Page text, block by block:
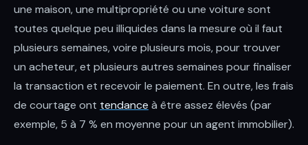
une maison, une multipropriété ou une voiture sont
toutes quelque peu illiquides dans la mesure où il faut
plusieurs semaines, voire plusieurs mois, pour trouver
un acheteur, et plusieurs autres semaines pour finaliser
la transaction et recevoir le paiement. En outre, les frais
de courtage ont tendance à être assez élevés (par
exemple, 5 à 7 % en moyenne pour un agent immobilier).